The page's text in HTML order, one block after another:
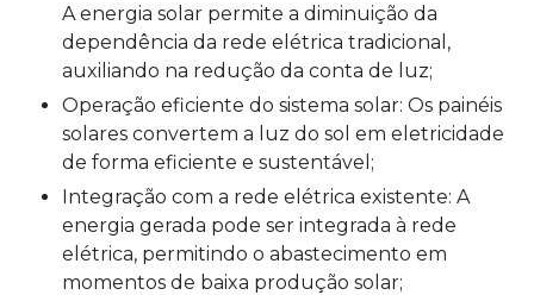
A energia solar permite a diminuição da
dependência da rede elétrica tradicional,
auxiliando na redução da conta de luz;
Operação eficiente do sistema solar: Os painéis
solares convertem a luz do sol em eletricidade
de forma eficiente e sustentável;
Integração com a rede elétrica existente: A
energia gerada pode ser integrada à rede
elétrica, permitindo o abastecimento em
momentos de baixa produção solar;